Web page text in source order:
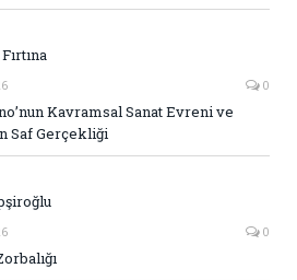
0
Kavramsal Sanat Evreni ve
Saf Gerçekliği
0